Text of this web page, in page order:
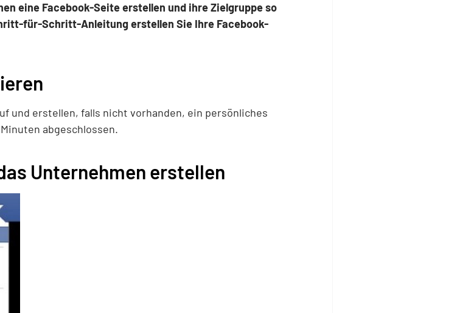
eine Facebook-Seite erstellen und ihre Zielgruppe so
für-Schritt-Anleitung erstellen Sie Ihre Facebook-
und erstellen, falls nicht vorhanden, ein persönliches
abgeschlossen.
Unternehmen erstellen